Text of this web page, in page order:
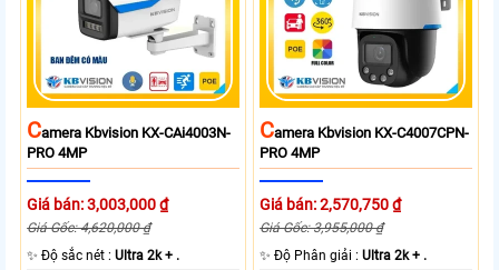
CAmera Kbvision KX-CAi4003N-
PRO 4MP
Giá bán: 3,003,000 ₫
Giá Gốc: 4,620,000 ₫
✨ Độ sắc nét :Ultra 2k + .
CAmera Kbvision KX-C4007CPN-
PRO 4MP
Giá bán: 2,570,750 ₫
Giá Gốc: 3,955,000 ₫
✨ Độ Phân giải :Ultra 2k + .